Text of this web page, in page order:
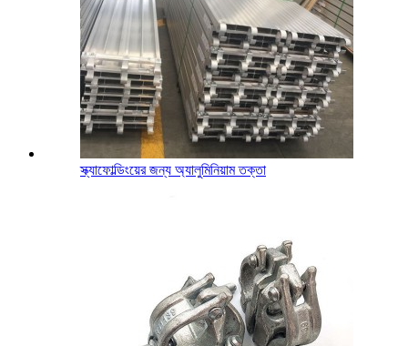
স্ক্যাফোল্ডিংয়ের জন্য অ্যালুমিনিয়াম তক্তা